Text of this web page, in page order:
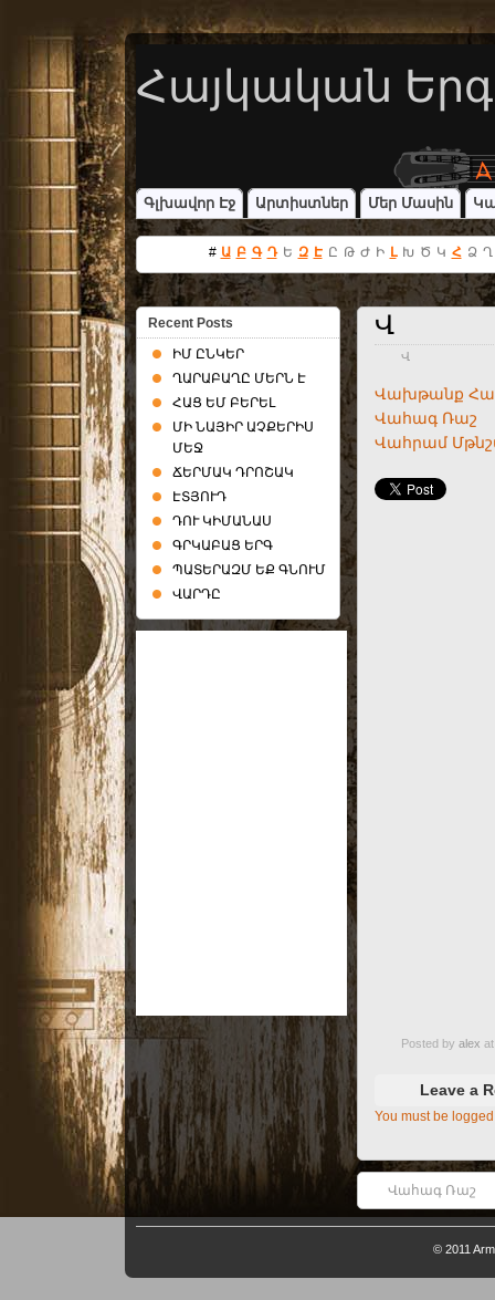
Հայկական
Գլխավոր Էջ Արտիստներ Մեր Մասին
# Ա Բ Գ Դ Ե Զ Է Ը Թ Ժ Ի Լ Խ Ծ Կ Հ Ձ Ղ
Վ
Վ
Վախթանք
Վահագ Ռաշ
Վահրամ
Posted by alex
Leave a
You must be
Վահագ Ռաշ
Recent Posts
ԻՄ ԸՆԿԵՐ
ՂԱՐԱԲԱՂԸ ՄԵՐՆ Է
ՀԱՑ ԵՄ ԲԵՐԵԼ
ՄԻ ՆԱՅԻՐ ԱՉՔԵՐԻՍ
ՄԵՋ
ՃԵՐՄԱԿ ԴՐՈՇԱԿ
ԷՏՅՈՒԴ
ԴՈՒ ԿԻՄԱՆԱՍ
ԳՐԿԱԲԱՑ ԵՐԳ
ՊԱՏԵՐԱԶՄ ԵՔ ԳՆՈՒՄ
ՎԱՐԴԸ
© 2011